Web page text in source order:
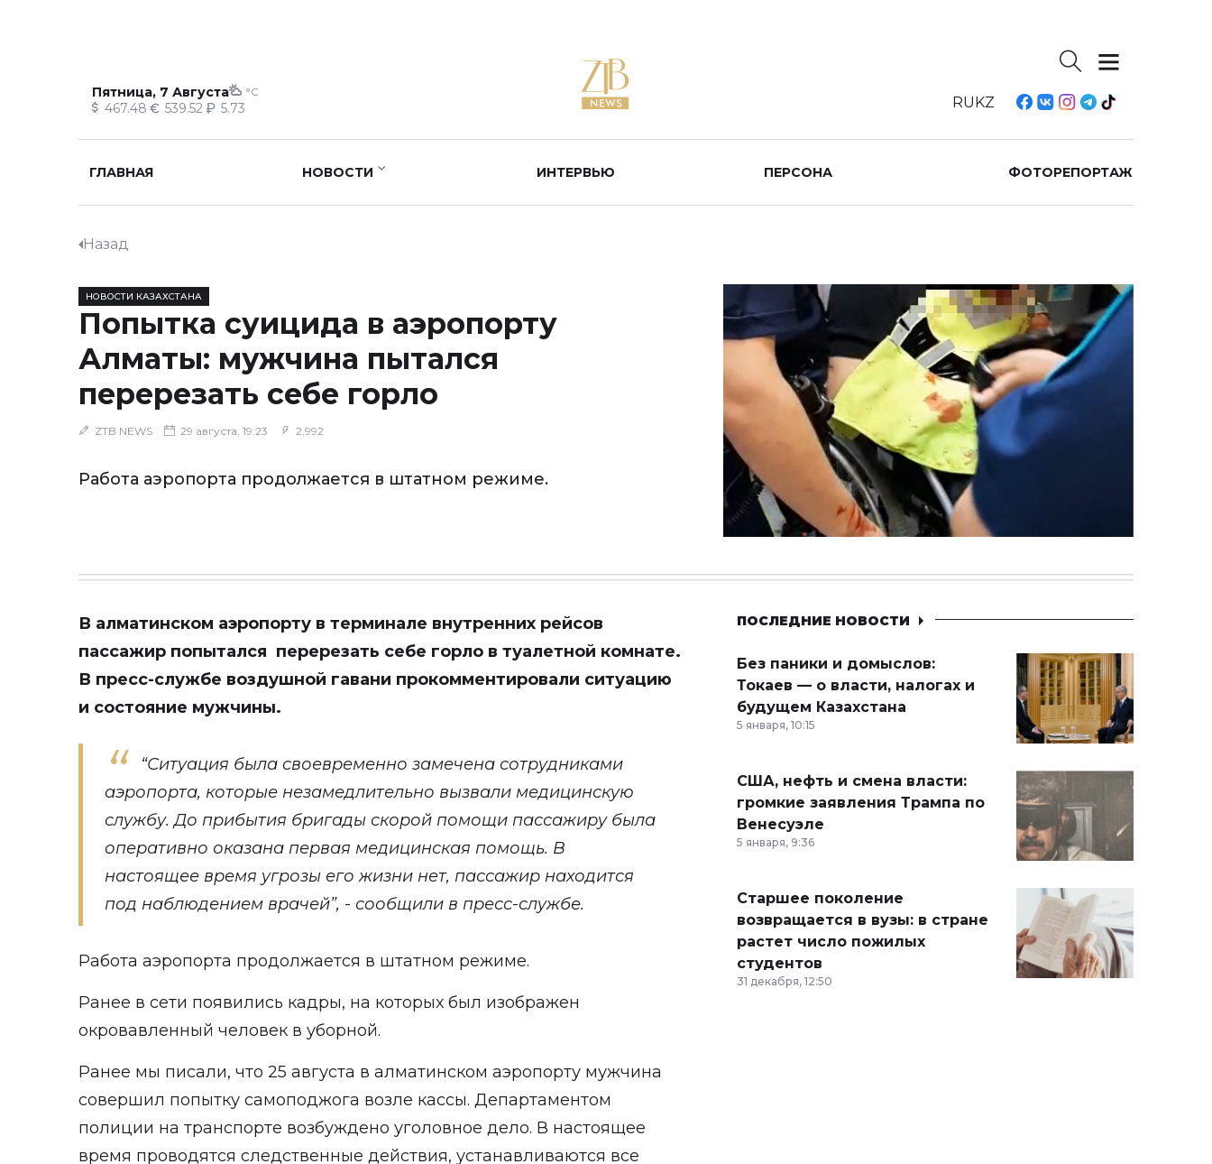
Пятница, 7 Августа °C
467.48 539.52 5.73 RUKZ
ГЛАВНАЯ НОВОСТИ ИНТЕРВЬЮ ПЕРСОНА ФОТОРЕПОРТАЖ
Назад
НОВОСТИ КАЗАХСТАНА
Попытка суицида в аэропорту
Алматы: мужчина пытался
перерезать себе горло
ZTB NEWS 29 августа, 19:23 2,992
Работа аэропорта продолжается в штатном режиме.
В алматинском аэропорту в терминале внутренних рейсов
пассажир попытался перерезать себе горло в туалетной комнате.
В пресс-службе воздушной гавани прокомментировали ситуацию
и состояние мужчины.
“Ситуация была своевременно замечена сотрудниками
аэропорта, которые незамедлительно вызвали медицинскую
службу. До прибытия бригады скорой помощи пассажиру была
оперативно оказана первая медицинская помощь. В
настоящее время угрозы его жизни нет, пассажир находится
под наблюдением врачей”, - сообщили в пресс-службе.
Работа аэропорта продолжается в штатном режиме.
Ранее в сети появились кадры, на которых был изображен
окровавленный человек в уборной.
Ранее мы писали, что 25 августа в алматинском аэропорту мужчина
совершил попытку самоподжога возле кассы. Департаментом
полиции на транспорте возбуждено уголовное дело. В настоящее
время проводятся следственные действия, устанавливаются все
ПОСЛЕДНИЕ НОВОСТИ
Без паники и домыслов:
Токаев — о власти, налогах и
будущем Казахстана
5 января, 10:15
США, нефть и смена власти:
громкие заявления Трампа по
Венесуэле
5 января, 9:36
Старшее поколение
возвращается в вузы: в стране
растет число пожилых
студентов
31 декабря, 12:50